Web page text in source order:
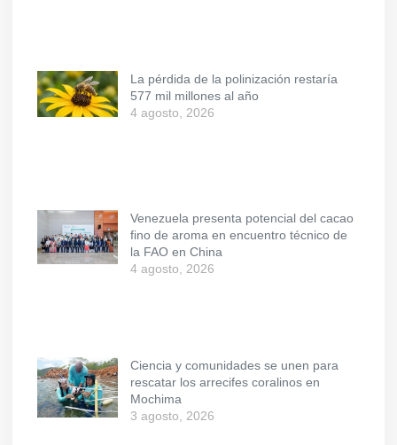
La pérdida de la polinización restaría
577 mil millones al año
4 agosto, 2026
Venezuela presenta potencial del cacao
fino de aroma en encuentro técnico de
la FAO en China
4 agosto, 2026
Ciencia y comunidades se unen para
rescatar los arrecifes coralinos en
Mochima
3 agosto, 2026